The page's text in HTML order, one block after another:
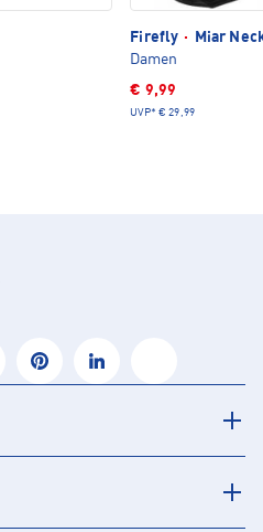
Firefly ·
Miar
Damen
€ 9,99
UVP* € 29,99